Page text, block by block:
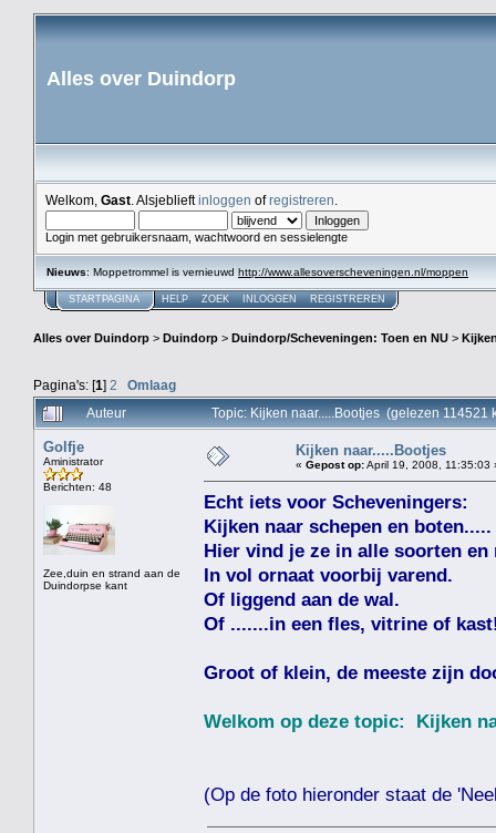
Alles over Duindorp
Welkom, Gast . Alsjeblieftinloggen ofregistreren
Login met gebruikersnaam, wachtwoord en sessielengte
Nieuws: Moppetrommel is vernieuwd http://www.allesoverscheveningen.nl/moppen
STARTPAGINA HELP ZOEK INLOGGEN REGISTREREN
Alles over Duindorp > Duindorp > Duindorp/Scheveningen: Toen en NU >
Pagina's: [1] 2
Omlaag
Auteur
Topic: Kijken naar.....Bootjes (gelezen 114521
Golfje
Aministrator
Berichten: 48
Zee,duin en strand aan de
Duindorpse kant
Kijken naar.....Bootjes
« Gepost op:April 19, 2008, 11:35:03
Echt iets voor Scheveningers:
Kijken naar schepen en boten.....
Hier vind je ze in alle soorten en
In vol ornaat voorbij varend.
Of liggend aan de wal.
Of .......in een fles, vitrine of
Groot of klein, de meeste zijn
Welkom op deze topic: Kijken
(Op de foto hieronder staat de